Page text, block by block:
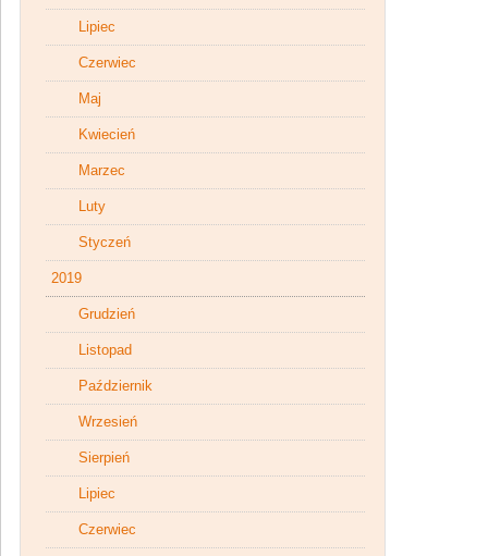
Lipiec
Czerwiec
Maj
Kwiecień
Marzec
Luty
Styczeń
2019
Grudzień
Listopad
Październik
Wrzesień
Sierpień
Lipiec
Czerwiec